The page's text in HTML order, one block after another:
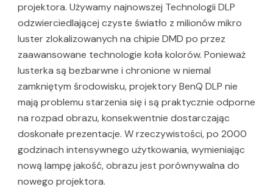
projektora. Używamy najnowszej Technologii DLP
odzwierciedlającej czyste światło z milionów mikro
luster zlokalizowanych na chipie DMD po przez
zaawansowane technologie koła kolorów. Ponieważ
lusterka są bezbarwne i chronione w niemal
zamkniętym środowisku, projektory BenQ DLP nie
mają problemu starzenia się i są praktycznie odporne
na rozpad obrazu, konsekwentnie dostarczając
doskonałe prezentacje. W rzeczywistości, po 2000
godzinach intensywnego użytkowania, wymieniając
nową lampę jakość, obrazu jest porównywalna do
nowego projektora.